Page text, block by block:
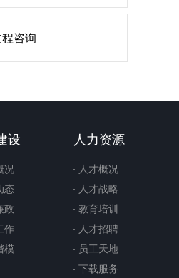
咨询
设
况
态
政
作
模
人力资源
人才概况
人才战略
教育培训
人才招聘
员工天地
下载服务